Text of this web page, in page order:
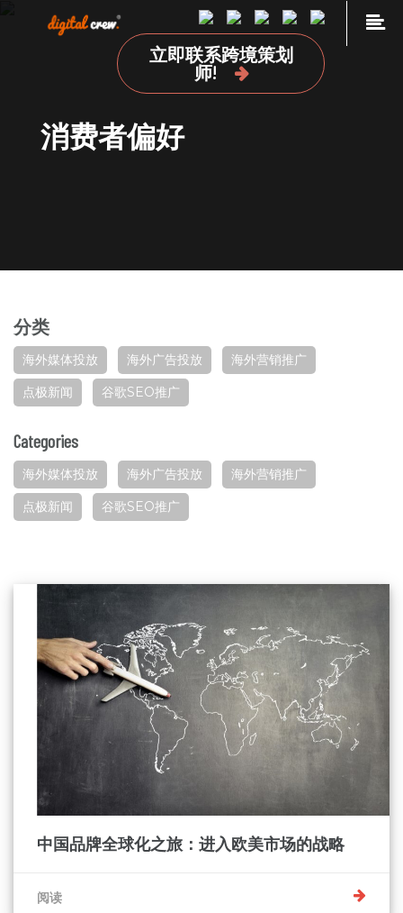
立即联系跨境策划
师!
品牌海外营销推广
国外网站设计及开发建设
联系我们
点极学院
消费者偏好
分类
海外媒体投放 海外广告投放
海外营销推广
点极新闻
谷歌SEO推广
Categories
海外媒体投放 海外广告投放
海外营销推广
点极新闻
谷歌SEO推广
中国品牌全球化之旅：进入欧美市场的战略
阅读